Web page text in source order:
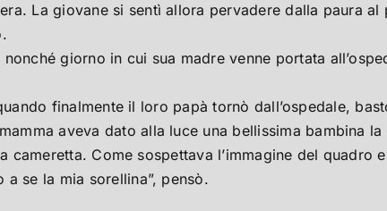
La giovane si sentì allora pervadere dalla paura
giorno in cui sua madre venne portata
finalmente il loro papà tornò dall’ospedale,
aveva dato alla luce una bellissima bambina
Come sospettava l’immagine del quadro
se la mia sorellina”, pensò.